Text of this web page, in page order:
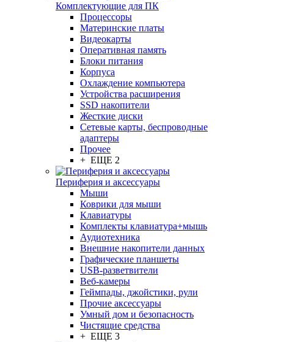
Комплектующие для ПК
Процессоры
Материнские платы
Видеокарты
Оперативная память
Блоки питания
Корпуса
Охлаждение компьютера
Устройства расширения
SSD накопители
Жесткие диски
Сетевые карты, беспроводные
адаптеры
Прочее
+ ЕЩЕ 2
Периферия и аксессуары
Мыши
Коврики для мыши
Клавиатуры
Комплекты клавиатура+мышь
Аудиотехника
Внешние накопители данных
Графические планшеты
USB-разветвители
Веб-камеры
Геймпады, джойстики, рули
Прочие аксессуары
Умный дом и безопасность
Чистящие средства
+ ЕЩЕ 3